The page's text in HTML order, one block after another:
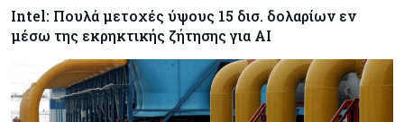
Tech 10-08-2026
TSMC: Άλμα 45% στις μηνιαίες πωλήσεις –
Παραμένει ισχυρή η ζήτηση για υποδομές AI
Intel: Πουλά μετοχές ύψους 15 δισ. δολαρίων εν
μέσω της εκρηκτικής ζήτησης για AI